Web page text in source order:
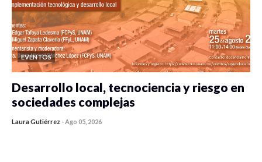
EVENTOS
Desarrollo local, tecnociencia y riesgo en
sociedades complejas
Laura Gutiérrez -Ago 05, 2026